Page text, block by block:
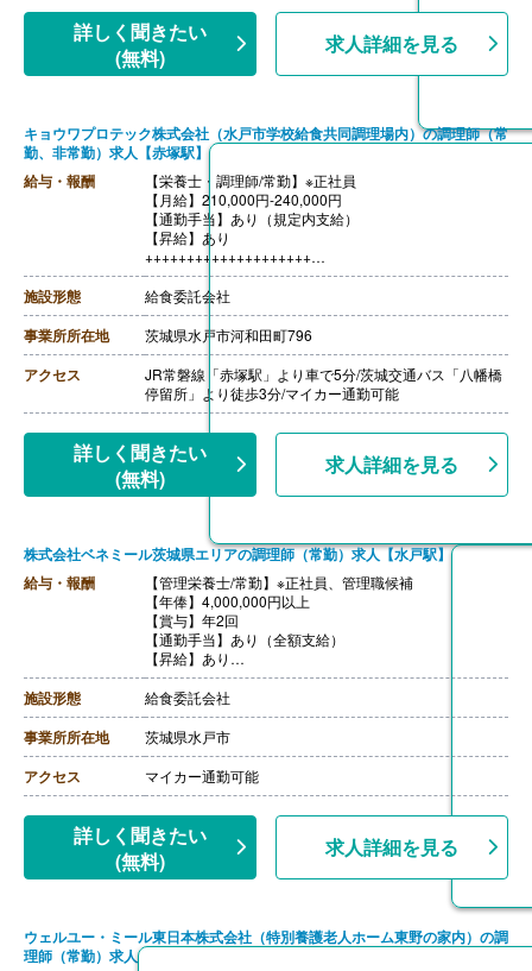
【通勤手当】あり（上限なし）※当社規定により支給
【昇給】あり（1月あたり0.00％-3.00％）※前年度実績
【退職金】あり※勤続3年以上
※昇給、賞与は実績による
詳しく聞きたい
(無料)
求人詳細を見る
キョウワプロテック株式会社（水戸市学校給食共同調理場内）の調理師（常
勤、非常勤）求人【赤塚駅】
給与・報酬
【栄養士・調理師/常勤】※正社員
【月給】210,000円‐240,000円
【通勤手当】あり（規定内支給）
【昇給】あり
++++++++++++++++++++
【栄養士・調理師/非常勤】
【時給】1,150-1,200円
【通勤手当】あり（規定内支給）
施設形態 給食委託会社
事業所所在地 茨城県水戸市河和田町796
アクセス
JR常磐線「赤塚駅」より車で5分/茨城交通バス「八幡橋
停留所」より徒歩3分/マイカー通勤可能
詳しく聞きたい
(無料)
求人詳細を見る
株式会社ベネミール茨城県エリアの調理師（常勤）求人【水戸駅】
給与・報酬
【管理栄養士/常勤】※正社員、管理職候補
【年俸】4,000,000円以上
【賞与】年2回
【通勤手当】あり（全額支給）
【昇給】あり
【退職金】あり※勤続3年以上
施設形態 給食委託会社
事業所所在地 茨城県水戸市
アクセス マイカー通勤可能
詳しく聞きたい
(無料)
求人詳細を見る
ウェルユー・ミール東日本株式会社（特別養護老人ホーム東野の家内）の調
理師（常勤）求人